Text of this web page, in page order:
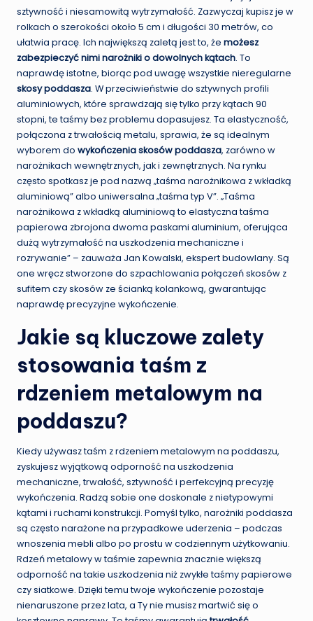
sztywność i niesamowitą wytrzymałość. Zazwyczaj kupisz je w
rolkach o szerokości około 5 cm i długości 30 metrów, co
ułatwia pracę. Ich największą zaletą jest to, że możesz
zabezpieczyć nimi narożniki o dowolnych kątach. To
naprawdę istotne, biorąc pod uwagę wszystkie nieregularne
skosy poddasza. W przeciwieństwie do sztywnych profili
aluminiowych, które sprawdzają się tylko przy kątach 90
stopni, te taśmy bez problemu dopasujesz. Ta elastyczność,
połączona z trwałością metalu, sprawia, że są idealnym
wyborem do wykończenia skosów poddasza, zarówno w
narożnikach wewnętrznych, jak i zewnętrznych. Na rynku
często spotkasz je pod nazwą „taśma narożnikowa z wkładką
aluminiową” albo uniwersalna „taśma typ V”. „Taśma
narożnikowa z wkładką aluminiową to elastyczna taśma
papierowa zbrojona dwoma paskami aluminium, oferująca
dużą wytrzymałość na uszkodzenia mechaniczne i
rozrywanie” – zauważa Jan Kowalski, ekspert budowlany. Są
one wręcz stworzone do szpachlowania połączeń skosów z
sufitem czy skosów ze ścianką kolankową, gwarantując
naprawdę precyzyjne wykończenie.
Jakie są kluczowe zalety
stosowania taśm z
rdzeniem metalowym na
poddaszu?
Kiedy używasz taśm z rdzeniem metalowym na poddaszu,
zyskujesz wyjątkową odporność na uszkodzenia
mechaniczne, trwałość, sztywność i perfekcyjną precyzję
wykończenia. Radzą sobie one doskonale z nietypowymi
kątami i ruchami konstrukcji. Pomyśl tylko, narożniki poddasza
są często narażone na przypadkowe uderzenia – podczas
wnoszenia mebli albo po prostu w codziennym użytkowaniu.
Rdzeń metalowy w taśmie zapewnia znacznie większą
odporność na takie uszkodzenia niż zwykłe taśmy papierowe
czy siatkowe. Dzięki temu twoje wykończenie pozostaje
nienaruszone przez lata, a Ty nie musisz martwić się o